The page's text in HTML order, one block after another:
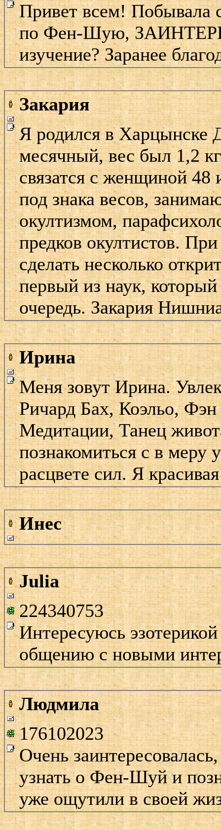
Привет всем! Побывала
по Фен-Шую,
изучение? Заранее
Закария
Я родился в Харцынске
месячный, вес был 1,2
связатся с женщиной
под знака весов,
окултизмом,
предков окултистов.
сделать несколько
первый из наук,
очередь. Закария
Ирина
Меня зовут Ирина.
Ричард Бах, Коэльо,
Медитации, Танец
познакомиться с в
расцвете сил. Я
Инес
Julia
224340753
Интересуюсь
общению с новыми
Людмила
176102023
Очень
узнать о Фен-Шуй и
уже ощутили в своей